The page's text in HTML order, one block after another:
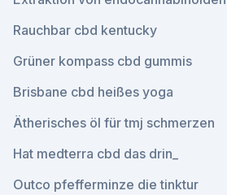
Rauchbar cbd kentucky
Grüner kompass cbd gummis
Brisbane cbd heißes yoga
Ätherisches öl für tmj schmerzen
Hat medterra cbd das drin_
Outco pfefferminze die tinktur